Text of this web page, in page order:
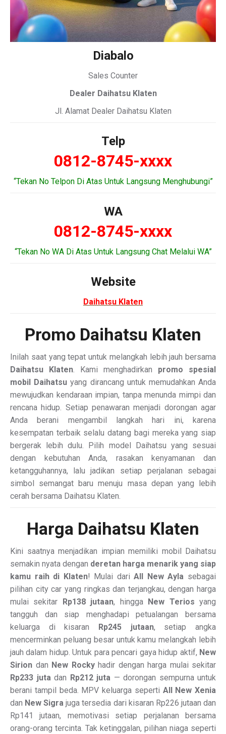
Diabalo
Sales Counter
Dealer Daihatsu Klaten
Jl. Alamat Dealer Daihatsu Klaten
Telp
0812-8745-xxxx
“Tekan No Telpon Di Atas Untuk Langsung Menghubungi”
WA
0812-8745-xxxx
“Tekan No WA Di Atas Untuk Langsung Chat Melalui WA”
Website
Daihatsu Klaten
Promo Daihatsu Klaten
Inilah saat yang tepat untuk melangkah lebih jauh bersama
Daihatsu Klaten. Kami menghadirkan promo spesial
mobil Daihatsu yang dirancang untuk memudahkan Anda
mewujudkan kendaraan impian, tanpa menunda mimpi dan
rencana hidup. Setiap penawaran menjadi dorongan agar
Anda berani mengambil langkah hari ini, karena
kesempatan terbaik selalu datang bagi mereka yang siap
bergerak lebih dulu. Pilih model Daihatsu yang sesuai
dengan kebutuhan Anda, rasakan kenyamanan dan
ketangguhannya, lalu jadikan setiap perjalanan sebagai
simbol semangat baru menuju masa depan yang lebih
cerah bersama Daihatsu Klaten.
Harga Daihatsu Klaten
Kini saatnya menjadikan impian memiliki mobil Daihatsu
semakin nyata dengan deretan harga menarik yang siap
kamu raih di Klaten! Mulai dariAll New Ayla sebagai
pilihan city car yang ringkas dan terjangkau, dengan harga
mulai sekitar
Rp138 jutaan, hingga New Terios yang
tangguh dan siap menghadapi petualangan bersama
keluarga di kisaran
Rp245 jutaan, setiap angka
mencerminkan peluang besar untuk kamu melangkah lebih
jauh dalam hidup. Untuk para pencari gaya hidup aktif, New
Sirion dan New Rockyhadir dengan harga mulai sekitar
Rp233 jutadan Rp212 juta — dorongan sempurna untuk
berani tampil beda. MPV keluarga seperti All New Xenia
dan New Sigra juga tersedia dari kisaran Rp226 jutaan dan
Rp141 jutaan, memotivasi setiap perjalanan bersama
orang-orang tercinta. Tak ketinggalan, pilihan niaga seperti